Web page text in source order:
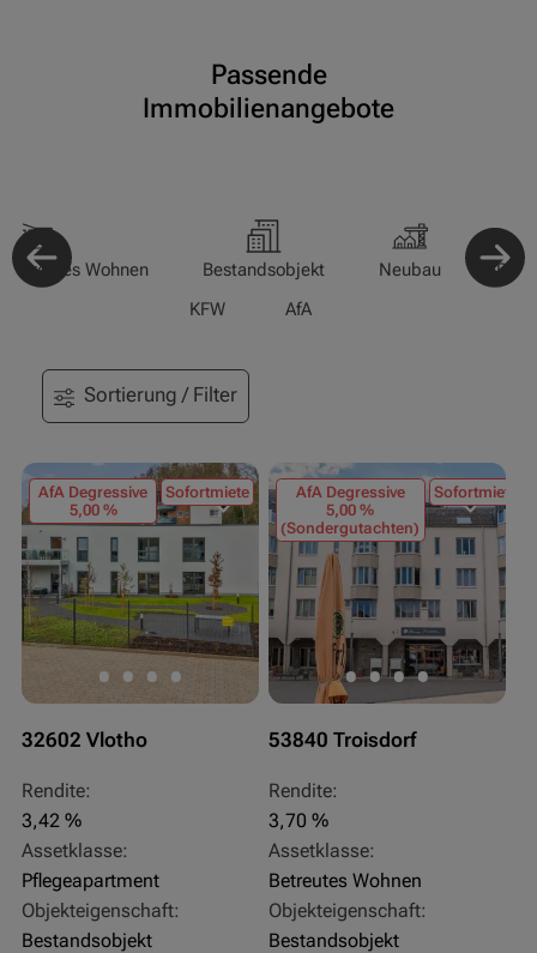
Passende
Immobilienangebote
Wohnen Bestandsobjekt Neubau
KFW
AfA
Sortierung / Filter
AfA Degressive
5,00 %
Sofortmiete
32602 Vlotho
Rendite:
3,42 %
Assetklasse:
Pflegeapartment
Objekteigenschaft:
Bestandsobjekt
AfA Degressive
5,00 %
(Sondergutachten)
Sofortmiete
53840 Troisdorf
Rendite:
3,70 %
Assetklasse:
Betreutes Wohnen
Objekteigenschaft:
Bestandsobjekt